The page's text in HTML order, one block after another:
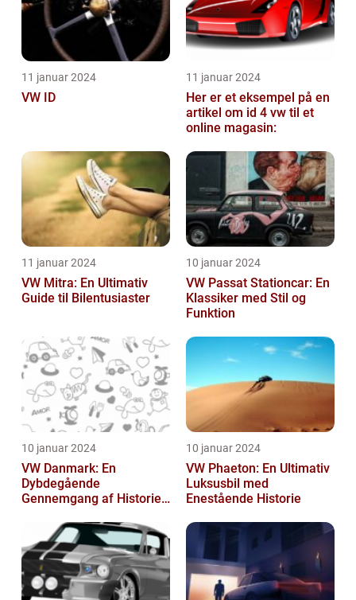
11 januar 2024
VW ID
11 januar 2024
Her er et eksempel på en
artikel om id 4 vw til et
online magasin:
11 januar 2024
VW Mitra: En Ultimativ
Guide til Bilentusiaster
10 januar 2024
VW Passat Stationcar: En
Klassiker med Stil og
Funktion
10 januar 2024
VW Danmark: En
Dybdegående
Gennemgang af Historien
10 januar 2024
VW Phaeton: En Ultimativ
Luksusbil med
Enestående Historie